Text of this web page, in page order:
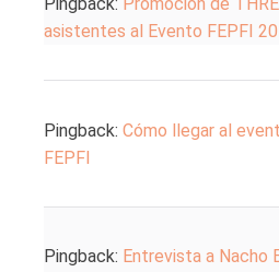
asistentes al Evento FEPFI
Pingback: Cómo llegar al
FEPFI
Pingback: Entrevista a Nacho